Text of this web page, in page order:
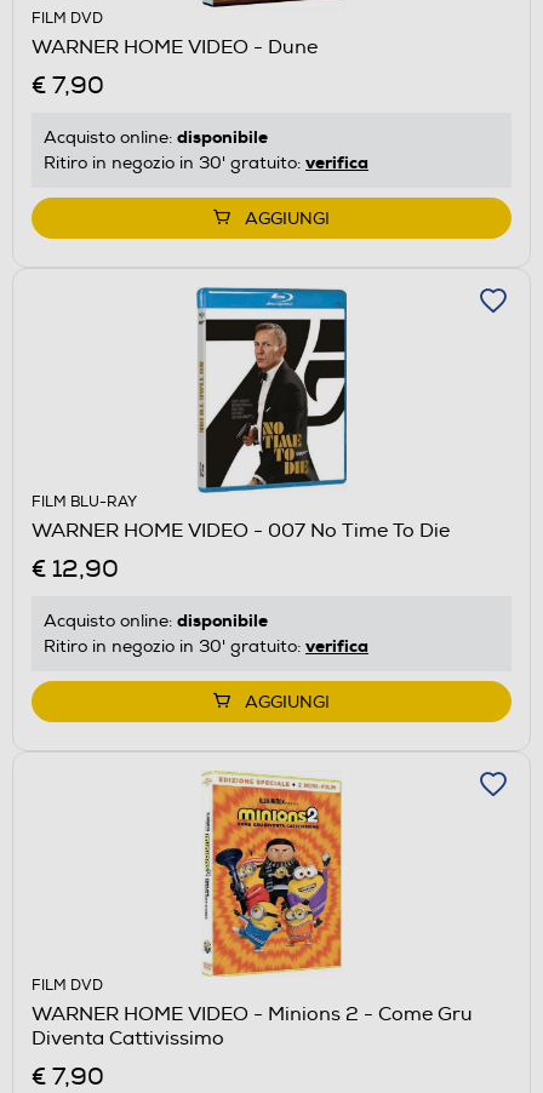
FILM DVD
WARNER HOME VIDEO - Dune
€ 7,90
Acquisto online: disponibile
Ritiro in negozio in 30' gratuito: verifica
AGGIUNGI
FILM BLU-RAY
WARNER HOME VIDEO - 007 No Time To Die
€ 12,90
Acquisto online: disponibile
Ritiro in negozio in 30' gratuito: verifica
AGGIUNGI
FILM DVD
WARNER HOME VIDEO - Minions 2 - Come Gru
Diventa Cattivissimo
€ 7,90